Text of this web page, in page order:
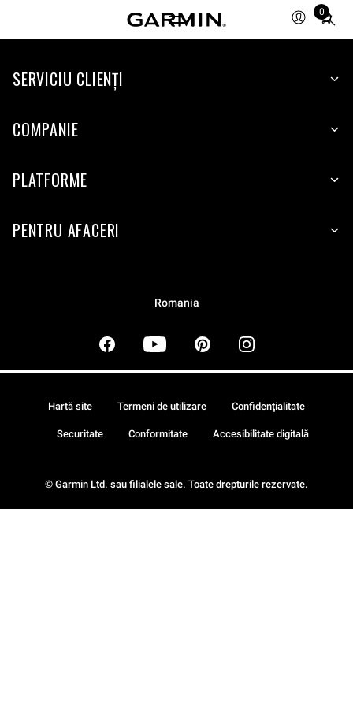
0
Total
items
cart:
SERVICIU CLIENŢI
COMPANIE
PLATFORME
PENTRU AFACERI
Romania
© Garmin Ltd. sau filialele sale. Toate drepturile rezervate.
Hartă site Termeni de utilizare Confidenţialitate
Securitate Conformitate Accesibilitate digitală